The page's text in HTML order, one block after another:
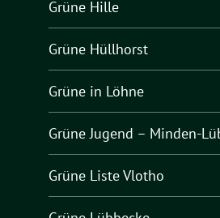
Grüne Hille
Grüne Hüllhorst
Grüne in Löhne
Grüne Jugend – Minden-
Grüne Liste Vlotho